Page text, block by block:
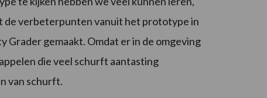
de verbeterpunten vanuit het prototype in
gemaakt. Omdat er in de omgeving
die veel schurft aantasting
van schurft.